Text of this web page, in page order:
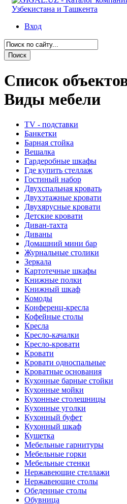
Вход
Список
Виды мебели
TV - подставки
Банкетки
Барная стойка
Вешалка
Гардеробные шкафы
Где купить стеллаж
Гостиный набор
Двухспальная кровать
Двухэтажные кровати
Двухярусные кровати
Детские кровати
Диван-тахта
Диваны
Домашний мини бар
Журнальные столики
Зеркала
Картотечные шкафы
Книжные полки
Книжный шкаф
Комоды
Конференц-кресла
Кофейные столы
Кресла
Кресло-качалки
Кресло-кровати
Кровати
Кровати односпальные
Кроватные основания
Кухонные барные стойки
Кухонные мойки
Кухонные столешницы
Кухонные уголки
Кухонный буфет
Кухонный шкаф
Кушетка
Мебельные гарнитуры
Мебельные горки
Мебельные стенки
Нержавеющие стеллажи
Нержавеющие столы
Обеденные столы
Обувница